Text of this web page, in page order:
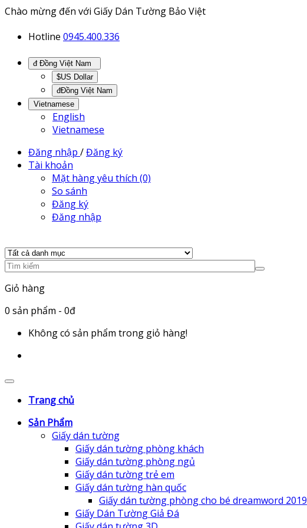
Chào mừng đến với Giấy Dán Tường Bảo Việt
Hotline 0945.400.336
$US Dollar
đĐồng Việt Nam
Vietnamese
English
Vietnamese
Đăng nhập /Đăng ký
Tài khoản
Mặt hàng yêu thích (0)
So sánh
Đăng ký
Đăng nhập
Giỏ hàng
0 sản phẩm - 0đ
Không có sản phẩm trong giỏ hàng!
Trang chủ
Sản Phẩm
Giấy dán tường
Giấy dán tường phòng khách
Giấy dán tường phòng ngủ
Giấy dán tường trẻ em
Giấy dán tường hàn quốc
Giấy dán tường phòng cho bé dreamword 2019
Giấy Dán Tường Giả Đá